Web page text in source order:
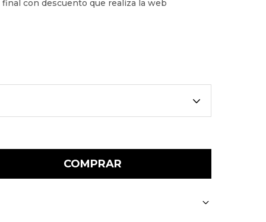
COMPRAR